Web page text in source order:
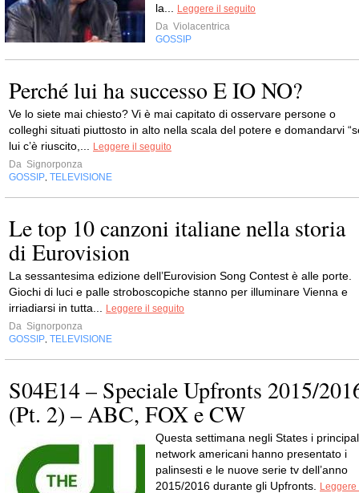
la...
Leggere il seguito
Da Violacentrica
GOSSIP
Perché lui ha successo E IO NO?
Ve lo siete mai chiesto? Vi è mai capitato di osservare persone o
colleghi situati piuttosto in alto nella scala del potere e domandarvi
lui c’è riuscito,...
Leggere il seguito
Da Signorponza
GOSSIP TELEVISIONE
Le top 10 canzoni italiane nella storia
di Eurovision
La sessantesima edizione dell’Eurovision Song Contest è alle porte.
Giochi di luci e palle stroboscopiche stanno per illuminare Vienna e
irriadiarsi in tutta...
Leggere il seguito
Da Signorponza
GOSSIP TELEVISIONE
S04E14 – Speciale Upfronts 2015/
(Pt. 2) – ABC, FOX e CW
Questa settimana negli States i
network americani hanno presentato i
palinsesti e le nuove serie tv dell’anno
2015/2016 durante gli Upfronts.
Leggere